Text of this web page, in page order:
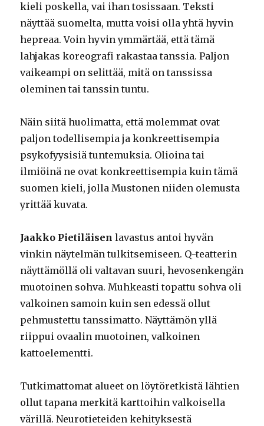
kieli poskella, vai ihan tosissaan. Teksti
näyttää suomelta, mutta voisi olla yhtä hyvin
hepreaa. Voin hyvin ymmärtää, että tämä
lahjakas koreografi rakastaa tanssia. Paljon
vaikeampi on selittää, mitä on tanssissa
oleminen tai tanssin tuntu.
Näin siitä huolimatta, että molemmat ovat
paljon todellisempia ja konkreettisempia
psykofyysisiä tuntemuksia. Olioina tai
ilmiöinä ne ovat konkreettisempia kuin tämä
suomen kieli, jolla Mustonen niiden olemusta
yrittää kuvata.
Jaakko Pietiläisen lavastus antoi hyvän
vinkin näytelmän tulkitsemiseen. Q-teatterin
näyttämöllä oli valtavan suuri, hevosenkengän
muotoinen sohva. Muhkeasti topattu sohva oli
valkoinen samoin kuin sen edessä ollut
pehmustettu tanssimatto. Näyttämön yllä
riippui ovaalin muotoinen, valkoinen
kattoelementti.
Tutkimattomat alueet on löytöretkistä lähtien
ollut tapana merkitä karttoihin valkoisella
värillä. Neurotieteiden kehityksestä